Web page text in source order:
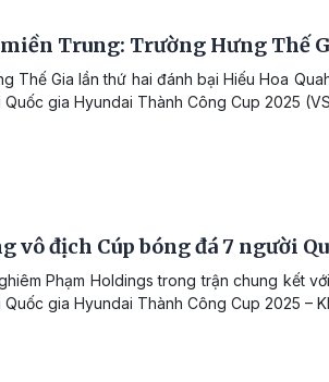
miền Trung: Trường Hưng Thế
Thế Gia lần thứ hai đánh bại Hiếu Hoa
gia Hyundai Thành Công Cup 2025
vô địch Cúp bóng đá 7 người
Phạm Holdings trong trận chung kết
gia Hyundai Thành Công Cup 2025 –